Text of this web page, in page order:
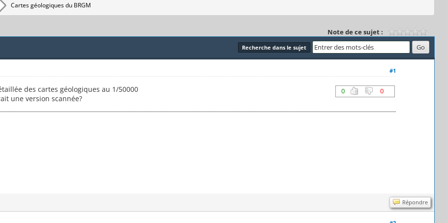
Cartes géologiques du BRGM
Note de ce sujet :
Recherche dans le sujet
#1
0 0
des cartes géologiques au 1/50000
une version scannée?
Répondre